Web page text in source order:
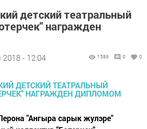
детский театральный
награжден
- 12:04 1586 0 0
"Ангыра сарык жулэре"